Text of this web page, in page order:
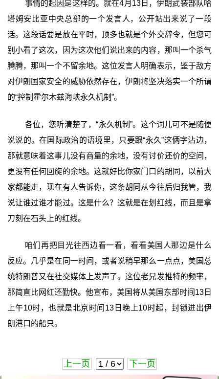
事情的起因是这样的。就在4月13日，伊朗武装部队哈
塔姆安比亚中央总部的一个发言人，公开站出来说了一段
话。这段话要是放在平时，顶多也就是个外交辞令，但您可
别小看了这次，因为这次他们说出来的内容，那叫一个杀气
腾腾，那叫一个不留余地。这位发言人明确表示，鉴于敌方
对伊朗国家安全的威胁依然存在，伊朗将坚决落实一个所谓
的“控制霍尔木兹海峡永久机制”。
各位，您听清楚了，“永久机制”。这个词儿可不是随便
说说的。在国际政治的语境里，只要跟“永久”这俩字沾边，
那就意味着这事儿没有商量的余地，没有讨价还价的空间，
更没有任何回旋的余地。这就好比你家门口的胡同，以前大
家都能走，现在有人告诉你，这条胡同从今往后归我管，我
说让谁过谁才能过。这是什么？这就是在划红线，而且是拿
刀刻在石头上的红线。
咱们再把目光往西边看一看，看看美国人那边是什么
反应。几乎是在同一时间，或者说稍早那么一点点，美国总
统特朗普又在社交媒体上发声了。这位老兄发推特的频率，
那简直比网红还勤快。他宣布，美国将从美国东部时间13日
上午10时，也就是北京时间13日晚上10时起，封锁进出伊
朗港口的船只。
上一页 下一页